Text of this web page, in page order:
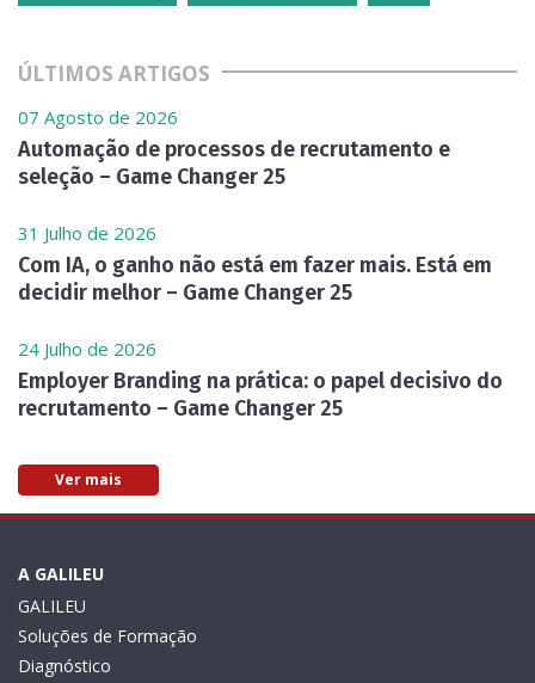
ÚLTIMOS ARTIGOS
07 Agosto de 2026
Automação de processos de recrutamento e
seleção – Game Changer 25
31 Julho de 2026
Com IA, o ganho não está em fazer mais. Está em
decidir melhor – Game Changer 25
24 Julho de 2026
Employer Branding na prática: o papel decisivo do
recrutamento – Game Changer 25
Ver mais
A GALILEU
GALILEU
Soluções de Formação
Diagnóstico